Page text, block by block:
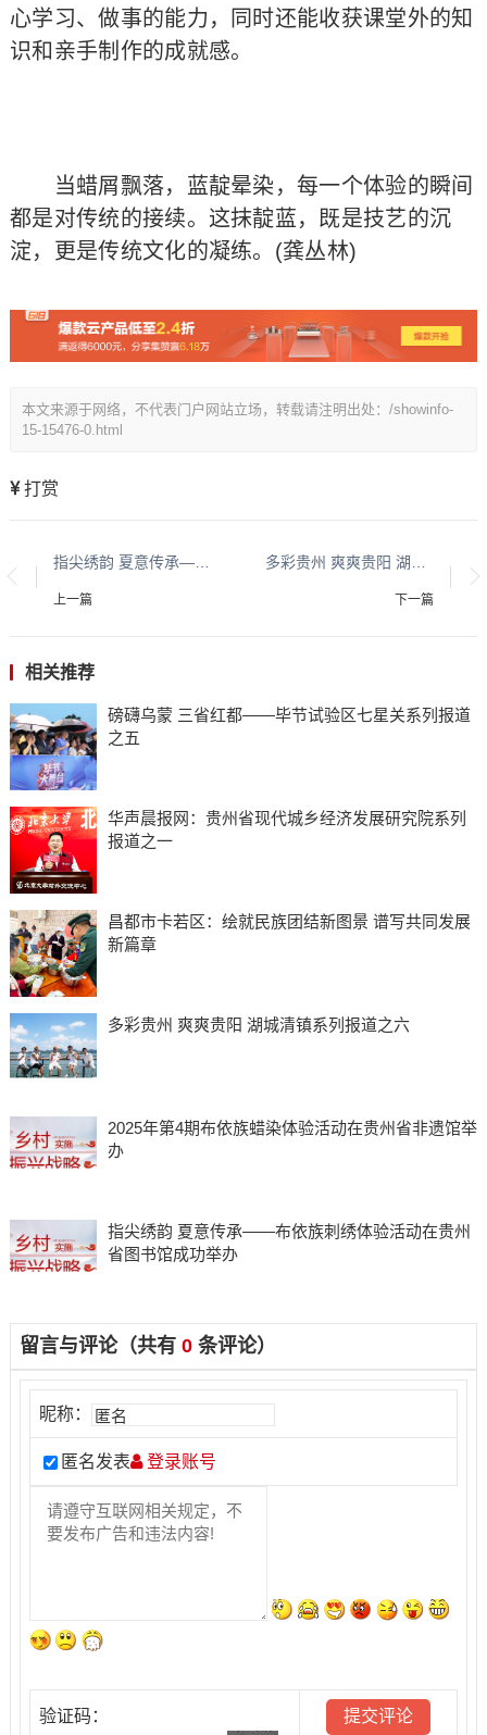
心学习、做事的能力，同时还能收获课堂外的知
识和亲手制作的成就感。
当蜡屑飘落，蓝靛晕染，每一个体验的瞬间
都是对传统的接续。这抹靛蓝，既是技艺的沉
淀，更是传统文化的凝练。(龚丛林)
本文来源于网络，不代表门户网站立场，转载请注明出处：/showinfo-
15-15476-0.html
打赏
指尖绣韵 夏意传承——布依族刺绣体验活动在贵州省图书馆成功举办
上一篇 下一篇
相关推荐
磅礴乌蒙 三省红都——毕节试验区七星关系列报道
之五
华声晨报网：贵州省现代城乡经济发展研究院系列
报道之一
昌都市卡若区：绘就民族团结新图景 谱写共同发展
新篇章
多彩贵州 爽爽贵阳 湖城清镇系列报道之六
2025年第4期布依族蜡染体验活动在贵州省非遗馆举
办
指尖绣韵 夏意传承——布依族刺绣体验活动在贵州
省图书馆成功举办
留言与评论（共有 0条评论）
昵称：
匿名发表 登录账号
验证码：